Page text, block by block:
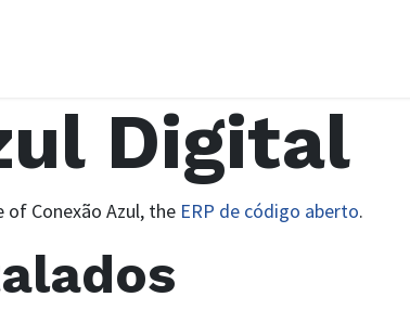
Digital
Conexão Azul, the ERP de código aberto.